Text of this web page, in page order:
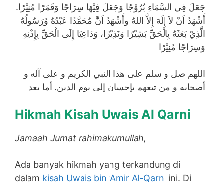
جَعَلَ فِي السَّمَاءِ بُرُوْجًا وَجَعَلَ فِيْهَا سِرَاجًا وَقَمَرًا مُنِيْرًا.
أَشْهَدُ اَنْ لاَ إِلَهَ إِلاَّ اللهُ وأَشْهَدُ اَنَّ مُحَمَّدًا عَبْدُهُ وُرَسُولُهُ
الَّذِيْ بَعَثَهُ بِالْحَقِّ بَشِيْرًا وَنَذِيْرًا، وَدَاعِيَا إِلَى الْحَقِّ بِإِذْنِهِ
وَسِرَاجًا مُنِيْرًا
اللهم صل و سلم على هذا النبي الكريم و على آله و
أصحابه و من تبعهم بإحسان إلى يوم الدين. أما بعد
Hikmah Kisah Uwais Al Qarni
Jamaah Jumat rahimakumullah,
Ada banyak hikmah yang terkandung di
dalam kisah Uwais bin ‘Amir Al-Qarni ini. Di